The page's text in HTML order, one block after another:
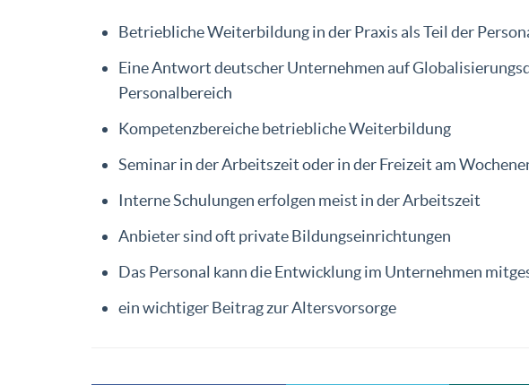
Betriebliche Weiterbildung in der Praxis als Teil der
Eine Antwort deutscher Unternehmen auf
Personalbereich
Kompetenzbereiche betriebliche Weiterbildung
Seminar in der Arbeitszeit oder in der Freizeit am
Interne Schulungen erfolgen meist in der Arbeitszeit
Anbieter sind oft private Bildungseinrichtungen
Das Personal kann die Entwicklung im Unternehmen
ein wichtiger Beitrag zur Altersvorsorge